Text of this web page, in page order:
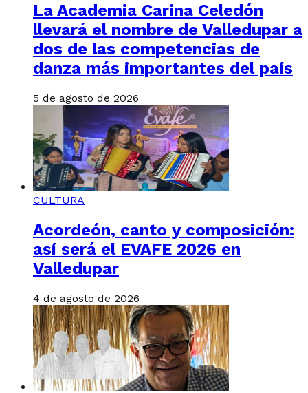
La Academia Carina Celedón
llevará el nombre de Valledupar a
dos de las competencias de
danza más importantes del país
5 de agosto de 2026
CULTURA
Acordeón, canto y composición:
así será el EVAFE 2026 en
Valledupar
4 de agosto de 2026